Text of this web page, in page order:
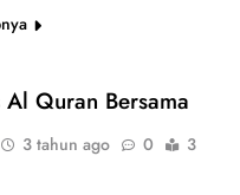
Al Quran Bersama
3 tahun ago 0
3